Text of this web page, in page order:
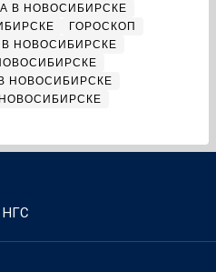
В НОВОСИБИРСКЕ
ГОРОСКОП
НОВОСИБИРСКЕ
НОВОСИБИРСКЕ
НГС